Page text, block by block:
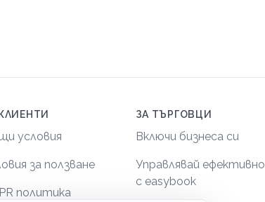
условия
за ползване
политика
ЗА ТЪРГОВЦИ
Включи бизнеса си
Управлявай ефективно
с easybook